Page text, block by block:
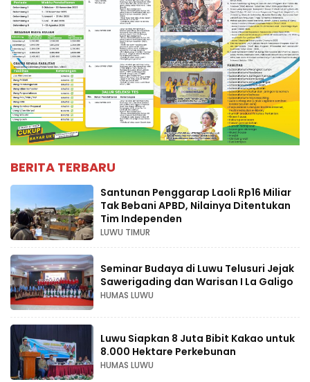
BERITA TERBARU
Santunan Penggarap Laoli Rp16 Miliar
Tak Bebani APBD, Nilainya Ditentukan
Tim Independen
LUWU TIMUR
Seminar Budaya di Luwu Telusuri Jejak
Sawerigading dan Warisan I La Galigo
HUMAS LUWU
Luwu Siapkan 8 Juta Bibit Kakao untuk
8.000 Hektare Perkebunan
HUMAS LUWU